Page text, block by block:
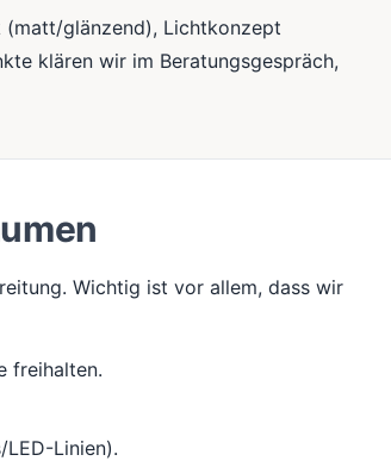
(matt/glänzend), Lichtkonzept
klären wir im Beratungsgespräch,
Wichtig ist vor allem, dass wir
freihalten.
Linien).